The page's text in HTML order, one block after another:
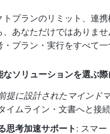
トプランのリミット、連
、あなただけではありま
・プラン・実行をすべて一
なソリューションを選ぶ
提に設計されたマインド
イムライン・文書へと接
思考加速サポート: スマー